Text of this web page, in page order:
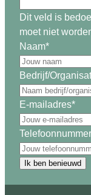
Dit veld is
moet niet
Naam*
Bedrijf/
E-mailadres*
Telefoonnummer
Ik ben benieuwd